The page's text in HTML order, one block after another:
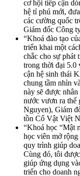
cơ hội tiếp cận
hệ tỉ phú mới,
các cường quốc
Giám đốc Công
“Khoá đào tạo
triển khai một
chắc cho sự phát
trong thời đại 5.0
cận hệ sinh thái
chung tầm nhìn
này sẽ được
nước vươn ra thế
Nguyen), Giám
tồn Cổ Vật Việt
“Khoá học “Mật
học viên mở
quy trình giúp
Cùng đó, tôi
giúp ứng dụng
triển cho doanh